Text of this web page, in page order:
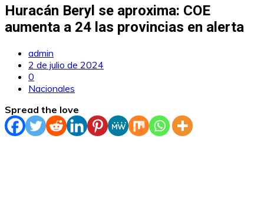
Huracán Beryl se aproxima: COE
aumenta a 24 las provincias en alerta
admin
2 de julio de 2024
0
Nacionales
Spread the love